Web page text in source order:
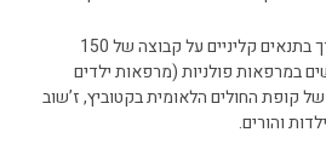
לפי סקר מדגם חוץ שנערך בתנאים קליניים על קבוצה של 150
בגילאי 0-18 חודשים במרפאות פולניות (מרפאות ילדים
של קופת החולים הלאומית בקטוביץ, ז’שוב
והורים.